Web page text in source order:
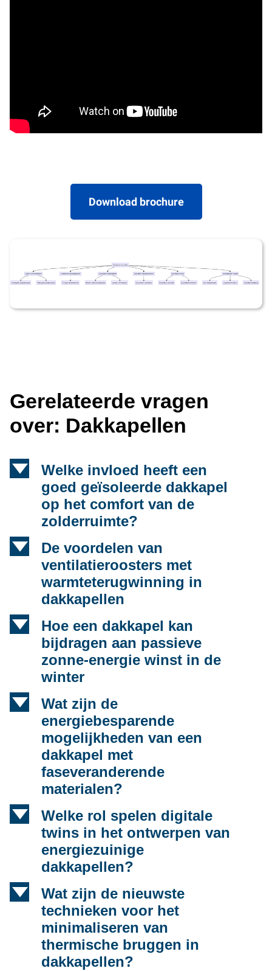
Download brochure
Gerelateerde vragen
over: Dakkapellen
d
Welke invloed heeft een
goed geïsoleerde dakkapel
op het comfort van de
zolderruimte?
d
De voordelen van
ventilatieroosters met
warmteterugwinning in
dakkapellen
d
Hoe een dakkapel kan
bijdragen aan passieve
zonne-energie winst in de
winter
d
Wat zijn de
energiebesparende
mogelijkheden van een
dakkapel met
faseveranderende
materialen?
d
Welke rol spelen digitale
twins in het ontwerpen van
energiezuinige
dakkapellen?
d
Wat zijn de nieuwste
technieken voor het
minimaliseren van
thermische bruggen in
dakkapellen?